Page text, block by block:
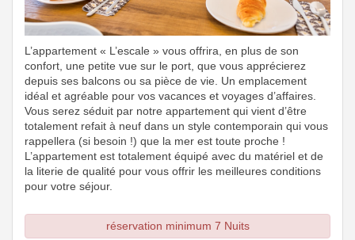
L’appartement « L’escale » vous offrira, en plus de son
confort, une petite vue sur le port, que vous apprécierez
depuis ses balcons ou sa pièce de vie. Un emplacement
idéal et agréable pour vos vacances et voyages d’affaires.
Vous serez séduit par notre appartement qui vient d’être
totalement refait à neuf dans un style contemporain qui vous
rappellera (si besoin !) que la mer est toute proche !
L’appartement est totalement équipé avec du matériel et de
la literie de qualité pour vous offrir les meilleures conditions
pour votre séjour.
réservation minimum 7 Nuits